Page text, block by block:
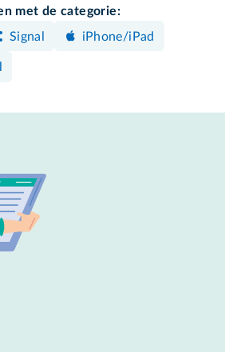
met de categorie:
Signal iPhone/iPad